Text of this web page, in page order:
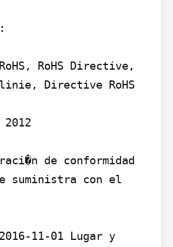
RoHS Directive,
Directive RoHS
de conformidad
suministra con el
11-01 Lugar y